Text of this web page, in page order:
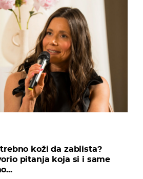
koži da zablista?
pitanja koja si i same